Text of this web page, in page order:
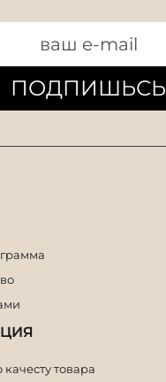
ПОДПИШЬСЬ
товара